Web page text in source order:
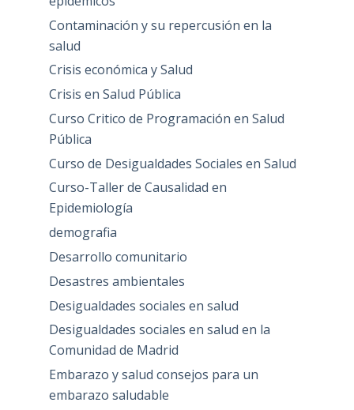
Contaminación y su repercusión en la
salud
Crisis económica y Salud
Crisis en Salud Pública
Curso Critico de Programación en Salud
Pública
Curso de Desigualdades Sociales en Salud
Curso-Taller de Causalidad en
Epidemiología
demografia
Desarrollo comunitario
Desastres ambientales
Desigualdades sociales en salud
Desigualdades sociales en salud en la
Comunidad de Madrid
Embarazo y salud consejos para un
embarazo saludable